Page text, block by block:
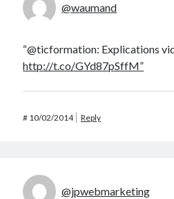
@waumand
“@ticformation: Explications
http://t.co/GYd87pSffM”
# 10/02/2014 Reply
@jpwebmarketing